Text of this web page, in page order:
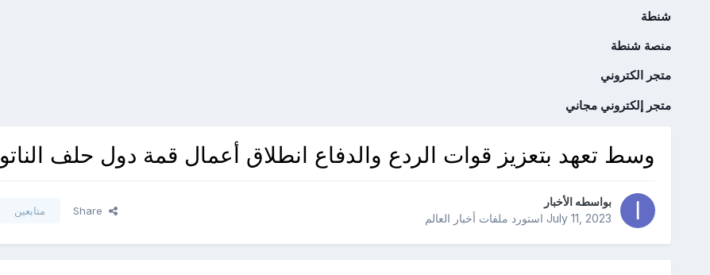
شنطة
منصة شنطة
متجر الكتروني
متجر إلكتروني مجاني
وسط تعهد بتعزيز قوات الردع والدفاع انطلاق أعمال قمة دول حلف الناتو
بواسطه الأخبار
July 11, 2023استورد ملفات أخبار العالم
Share متابعين